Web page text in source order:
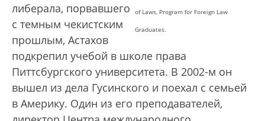
of Laws, Program for Foreign Law
Graduates.
либерала, порвавшего
с темным чекистским
прошлым, Астахов
подкрепил учебой в школе права
Питтсбургского университета. В 2002-м он
вышел из дела Гусинского и поехал с семьей
в Америку. Один из его преподавателей,